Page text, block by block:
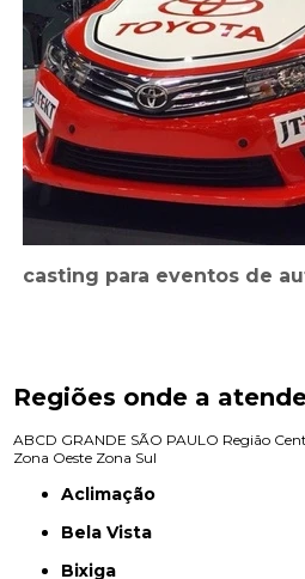
casting para eventos de
Regiões onde a
ABCD GRANDE SÃO PAULO Região
Zona Oeste Zona Sul
Aclimação
Bela Vista
Bixiga